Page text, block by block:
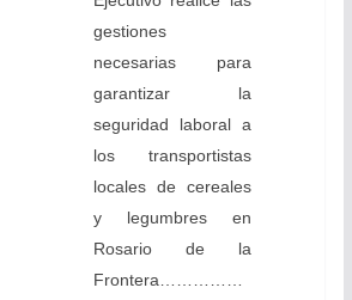
gestiones
necesarias para
garantizar la
seguridad laboral a
los transportistas
locales de cereales
y legumbres en
Rosario de la
Frontera……………